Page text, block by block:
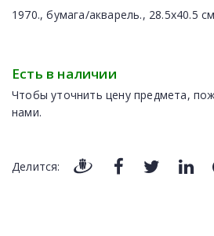
1970., бумага/акварель., 28.5x40.5 см
Есть в наличии
Чтобы уточнить цену предмета,
нами.
Делится: